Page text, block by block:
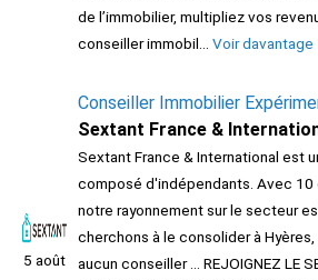
de l’immobilier, multipliez vos
conseiller immobil... Voir davantage
5 août
Conseiller Immobilier
Sextant France &
Sextant France & International est
composé d'indépendants. Avec 10
notre rayonnement sur le secteur
cherchons à le consolider à
aucun conseiller ... REJOIGNEZ LE